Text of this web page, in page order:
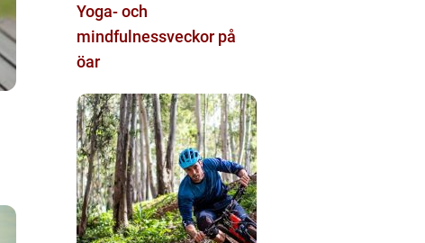
Yoga- och
mindfulnessveckor på
öar